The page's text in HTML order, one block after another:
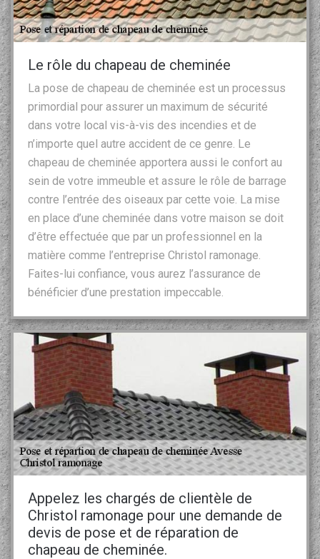
Le rôle du chapeau de cheminée
La pose de chapeau de cheminée est un processus
primordial pour assurer un maximum de sécurité
dans votre local vis-à-vis des incendies et de
n’importe quel autre accident de ce genre. Le
chapeau de cheminée apportera aussi le confort au
sein de votre immeuble et assure le rôle de barrage
contre l’entrée des oiseaux par cette voie. La mise
en place d’une cheminée dans votre maison se doit
d’être effectuée que par un professionnel en la
matière comme l’entreprise Christol ramonage.
Faites-lui confiance, vous aurez l’assurance de
bénéficier d’une prestation impeccable.
Appelez les chargés de clientèle de
Christol ramonage pour une demande de
devis de pose et de réparation de
chapeau de cheminée.